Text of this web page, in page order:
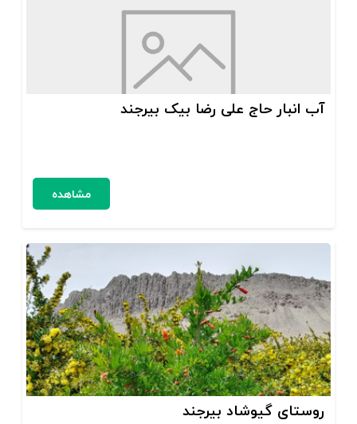
آب انبار حاج علی رضا بیک بیرجند
مشاهده
روستای گیوشاد بیرجند